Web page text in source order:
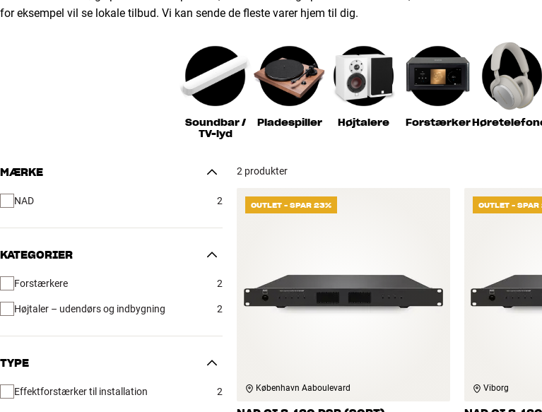
for eksempel vil se lokale tilbud. Vi kan sende de fleste varer hjem til dig.
Soundbar /
TV-lyd
Pladespiller Højtalere Forstærker
MÆRKE
NAD 2
KATEGORIER
Forstærkere 2
Højtaler – udendørs og indbygning 2
TYPE
Effektforstærker til installation 2
2 produkter
OUTLET - SPAR 23%
København Aaboulevard
OUTLET - SPAR
Viborg